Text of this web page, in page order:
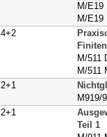
M/E19
M/E19
4+2
M/511
M/511
2+1
M919/
2+1
Teil 1